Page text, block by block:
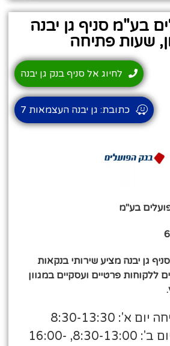
בע"מ סניף גן יבנה
שעות פתיחה
בע"מ
גן יבנה מציע שירותי בנקאות
פרטיים ועסקיים במגוון
א': 8:30-13:30
שעות פתיחה יום ב': 8:30-13:00, 16:00-
לחיוג אל סניף בנק גן יבנה
כתובת: גן יבנה העצמאות 7